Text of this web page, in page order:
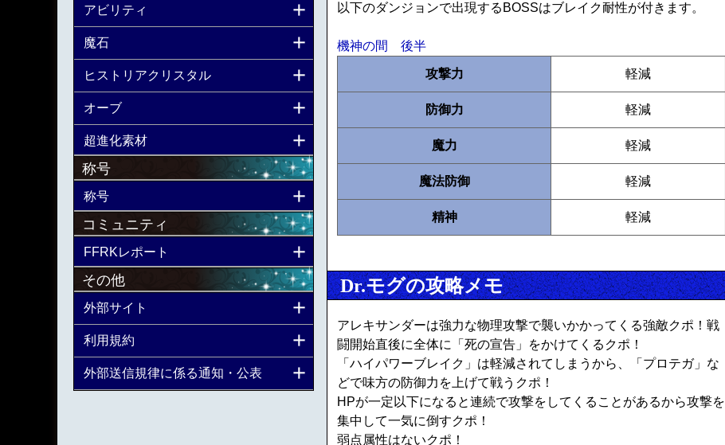
以下のダンジョンで出現するBOSSはブレイク耐性が付きます。
機神の間 後半
攻撃力 軽減
防御力 軽減
魔力 軽減
魔法防御 軽減
精神 軽減
Dr.モグの攻略メモ
アレキサンダーは強力な物理攻撃で襲いかかってくる強敵クポ！戦
闘開始直後に全体に「死の宣告」をかけてくるクポ！
「ハイパワーブレイク」は軽減されてしまうから、「プロテガ」な
どで味方の防御力を上げて戦うクポ！
HPが一定以下になると連続で攻撃をしてくることがあるから攻撃を
集中して一気に倒すクポ！
弱点属性はないクポ！
アビリティ
魔石
ヒストリアクリスタル
オーブ
超進化素材
称号
称号
コミュニティ
FFRKレポート
その他
外部サイト
利用規約
外部送信規律に係る通知・公表